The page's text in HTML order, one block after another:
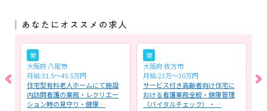
常
大阪府 八尾市
月給:31.5～45.5万円
住宅型有料老人ホームにて施設
内訪問看護の業務・レクリエー
ション時の見守り・健康…
常
大阪府 枚方市
月給:23万～30万円
サービス付き高齢者向け住宅に
おける看護業務全般・健康管理
（バイタルチェック）・…